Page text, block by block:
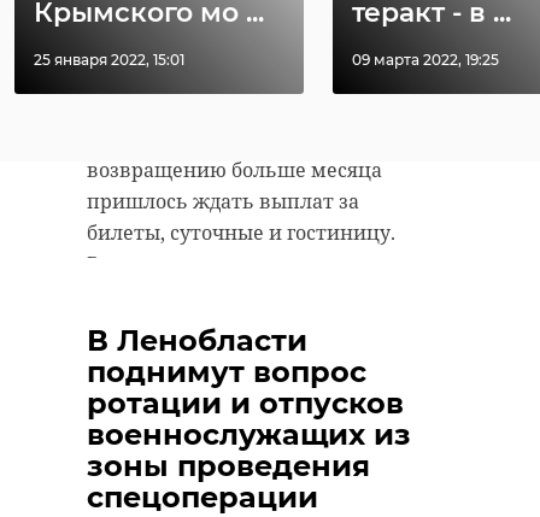
Крымского мо ...
25 января 2022, 15:01
теракт - в ...
09 марта 2022, 19:25
В Ленобласти
поднимут вопрос
ротации и отпусков
военнослужащих из
зоны проведения
спецоперации
уточнила звонившая. По ее
свой счет в Туапсе, чтобы
возвращению больше месяца
пришлось ждать выплат за
билеты, суточные и гостиницу.
Возместили траты лишь частично.
не отвечала. В бухгалтерии
объяснили, что деньги еще не
начислены, поэтому выплат нет, а
в Комитете образования - что
также не могут подтвердить
выплаты на отправку.